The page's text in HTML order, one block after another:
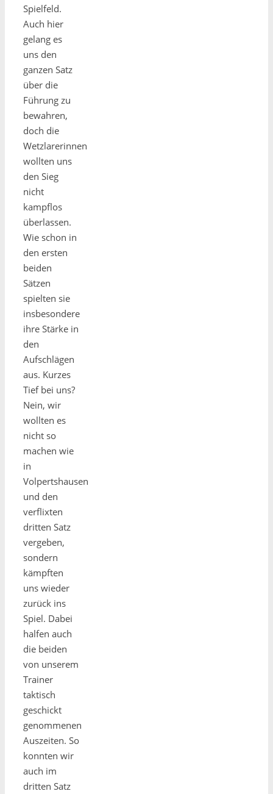
Spielfeld.
Auch hier
gelang es
uns den
ganzen Satz
über die
Führung zu
bewahren,
doch die
Wetzlarerinnen
wollten uns
den Sieg
nicht
kampflos
überlassen.
Wie schon in
den ersten
beiden
Sätzen
spielten sie
insbesondere
ihre Stärke in
den
Aufschlägen
aus. Kurzes
Tief bei uns?
Nein, wir
wollten es
nicht so
machen wie
in
Volpertshausen
und den
verflixten
dritten Satz
vergeben,
sondern
kämpften
uns wieder
zurück ins
Spiel. Dabei
halfen auch
die beiden
von unserem
Trainer
taktisch
geschickt
genommenen
Auszeiten. So
konnten wir
auch im
dritten Satz